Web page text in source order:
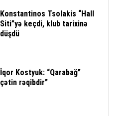
Konstantinos Tsolakis “Hall
Siti”yə keçdi, klub tarixinə
düşdü
İqor Kostyuk: “Qarabağ”
çətin rəqibdir”